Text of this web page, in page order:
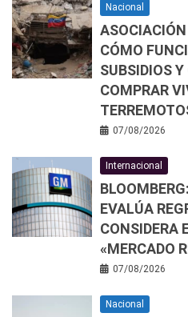
Nacional
CÓMO
SUBSIDIOS
COMPRAR
07/08/2026
Internacional
EVALÚA
CONSIDERA
«MERCADO
07/08/2026
Nacional